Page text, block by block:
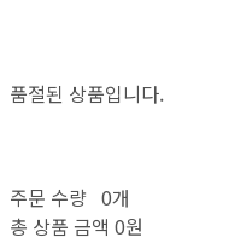
품절된 상품입니다.
주문 수량 0개
총 상품 금액 0원